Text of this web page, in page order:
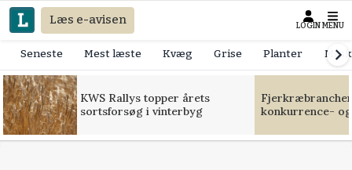
Læs e-avisen LOGIN MENU
Seneste Mest læste Kvæg Grise Planter
KWS Rallys topper årets
sortsforsøg i vinterbyg
konkurrence-